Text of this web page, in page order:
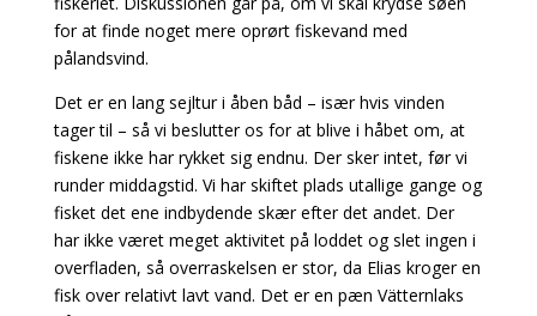
for at finde noget mere oprørt fiskevand med
pålandsvind.
Det er en lang sejltur i åben båd – især hvis vinden
tager til – så vi beslutter os for at blive i håbet om, at
fiskene ikke har rykket sig endnu. Der sker intet, før vi
runder middagstid. Vi har skiftet plads utallige gange og
fisket det ene indbydende skær efter det andet. Der
har ikke været meget aktivitet på loddet og slet ingen i
overfladen, så overraskelsen er stor, da Elias kroger en
fisk over relativt lavt vand. Det er en pæn Vätternlaks